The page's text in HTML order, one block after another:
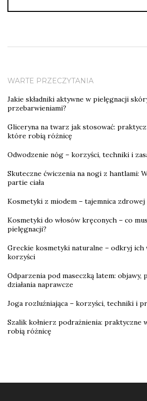
WARTE PRZECZYTANIA
Jakie składniki aktywne w pielęgnacji
przebarwieniami?
Gliceryna na twarz jak stosować:
które robią różnicę
Odwodzenie nóg – korzyści, techniki i
Skuteczne ćwiczenia na nogi z hantlami:
partie ciała
Kosmetyki z miodem – tajemnica
Kosmetyki do włosów kręconych – co
pielęgnacji?
Greckie kosmetyki naturalne – odkryj ich
korzyści
Odparzenia pod maseczką latem: objawy,
działania naprawcze
Joga rozluźniająca – korzyści, techniki i
Szalik kołnierz podrażnienia: praktyczne
robią różnicę